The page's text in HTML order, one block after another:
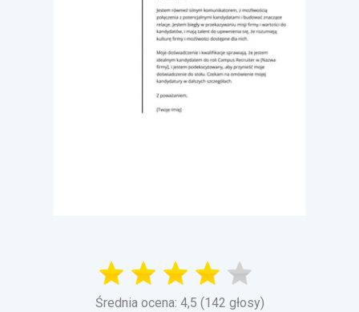
Średnia ocena: 4,5 (142 głosy)